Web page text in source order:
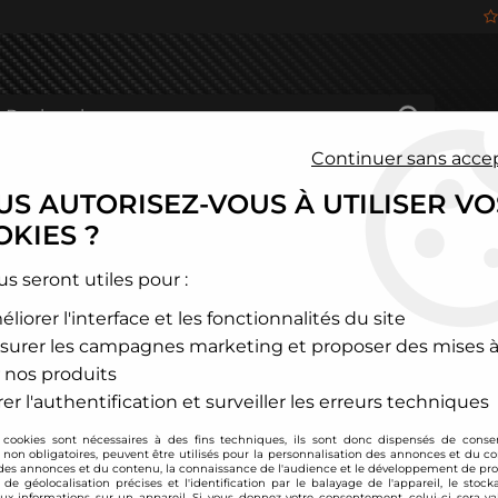
DE LA MARQUE ACL
12 articles sur 81
Continuer sans
AUTORISEZ-VOUS À UTILISER
?
seront utiles pour :
l'interface et les fonctionnalités du site
les campagnes marketing et proposer des mises
nos produits
l'authentification et surveiller les erreurs techniques
cookies sont nécessaires à des fins techniques, ils sont donc dispensés de
non obligatoires, peuvent être utilisés pour la personnalisation des annonces et du
annonces et du contenu, la connaissance de l'audience et le développement de
de géolocalisation précises et l'identification par le balayage de l'appareil, le